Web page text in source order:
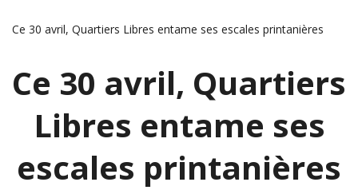
Ce 30 avril, Quartiers Libres entame ses escales printanières
Ce 30 avril, Quartiers
Libres entame ses
escales printanières